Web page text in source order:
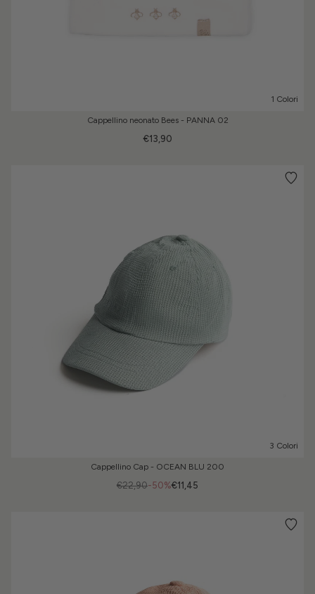
1 Colori
Cappellino neonato Bees - PANNA 02
€13,90
3 Colori
Cappellino Cap - OCEAN BLU 200
-50%
€22,90 €11,45